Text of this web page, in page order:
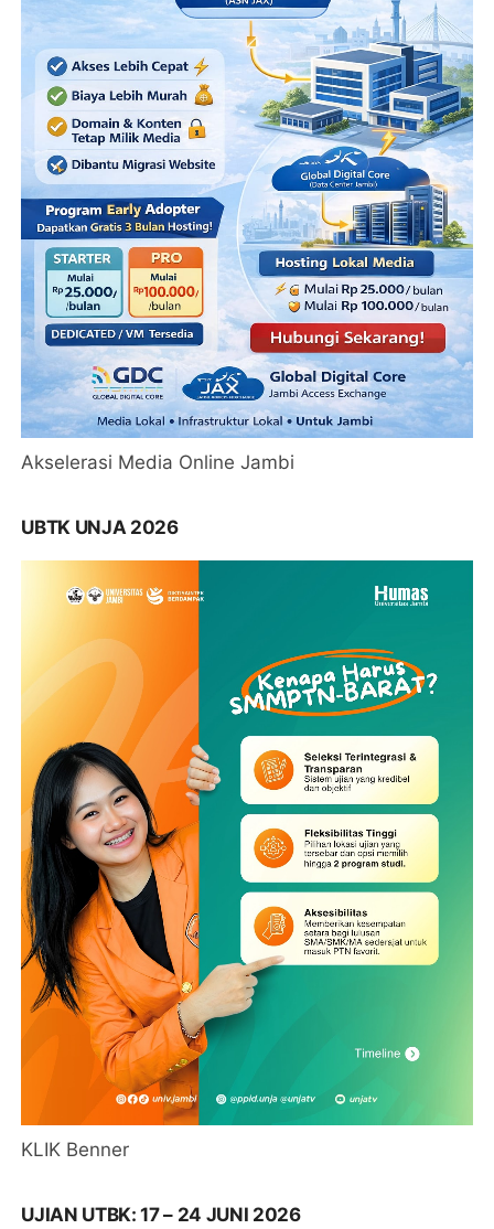
Akselerasi Media Online Jambi
UBTK UNJA 2026
KLIK Benner
UJIAN UTBK: 17 – 24 JUNI 2026